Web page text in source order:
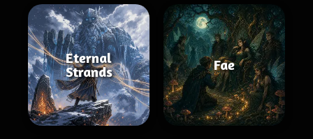
Eternal
Strands
Fae